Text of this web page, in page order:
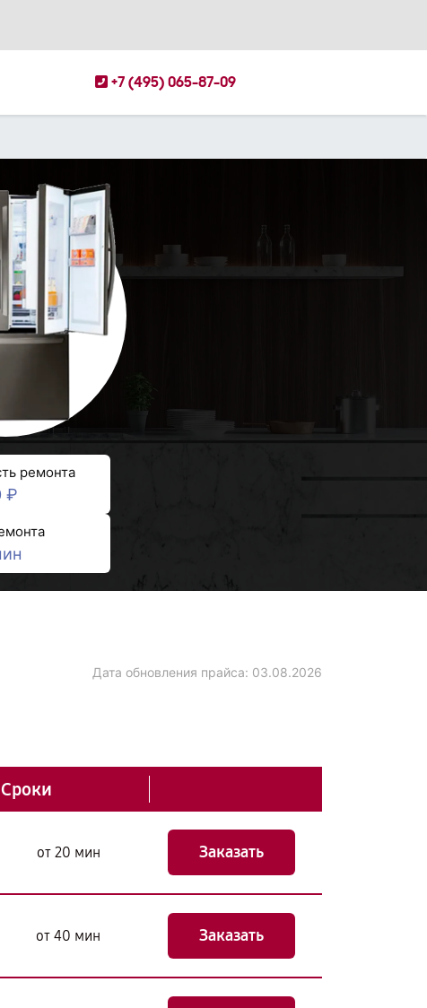
+7 (495) 065-87-09
ремонта
₽
Дата обновления прайса: 03.08.2026
Сроки
от 20 мин Заказать
от 40 мин Заказать